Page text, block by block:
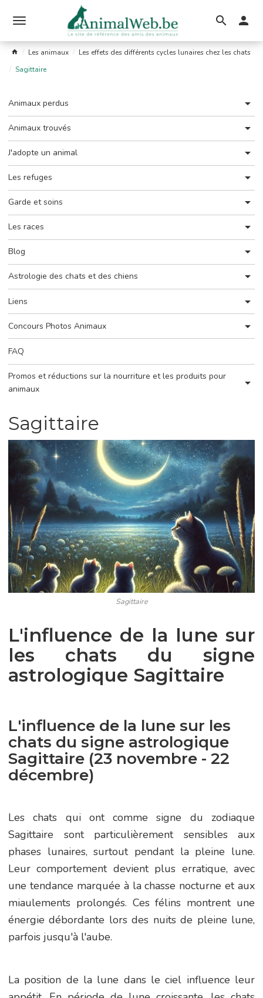
le
menu
Les animaux
Les effets des différents cycles lunaires chez les chats
Sagittaire
Animaux perdus
Animaux trouvés
J'adopte un animal
Les refuges
Garde et soins
Les races
Blog
Astrologie des chats et des chiens
Liens
Concours Photos Animaux
FAQ
Promos et réductions sur la nourriture et les produits pour
animaux
Sagittaire
Sagittaire
L'influence de la lune sur
les chats du signe
astrologique Sagittaire
L'influence de la lune sur les
chats du signe astrologique
Sagittaire (23 novembre - 22
décembre)
Les chats qui ont comme signe du zodiaque
Sagittaire sont particulièrement sensibles aux
phases lunaires, surtout pendant la pleine lune.
Leur comportement devient plus erratique, avec
une tendance marquée à la chasse nocturne et aux
miaulements prolongés. Ces félins montrent une
énergie débordante lors des nuits de pleine lune,
parfois jusqu'à l'aube.
La position de la lune dans le ciel influence leur